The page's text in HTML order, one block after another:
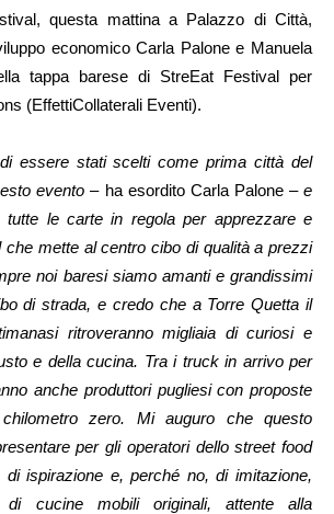
questa mattina a Palazzo di Città,
economico Carla Palone e Manuela
tappa barese di StreEat Festival per
(EffettiCollaterali Eventi).
essere stati scelti come prima città del
evento – ha esordito Carla Palone –e
tutte le carte in regola per apprezzare e
che mette al centro cibo di qualità a prezzi
noi baresi siamo amanti e grandissimi
di strada, e credo che a Torre Quetta il
ritroveranno migliaia di curiosi e
e della cucina. Tra i truck in arrivo per
anche produttori pugliesi con proposte
zero. Mi auguro che questo
per gli operatori dello street food
di ispirazione e, perché no, di imitazione,
cucine mobili originali, attente alla